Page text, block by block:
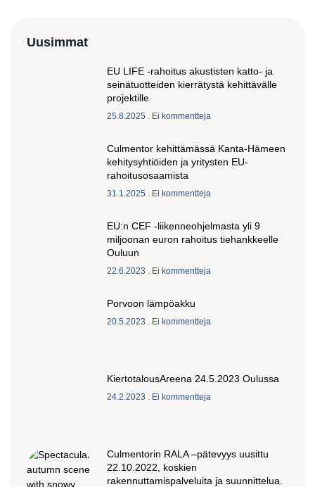
Uusimmat
EU LIFE -rahoitus akustisten katto- ja
seinätuotteiden kierrätystä kehittävälle
projektille
25.8.2025 Ei kommentteja
Culmentor kehittämässä Kanta-Hämeen
kehitysyhtiöiden ja yritysten EU-
rahoitusosaamista
31.1.2025 Ei kommentteja
EU:n CEF -liikenneohjelmasta yli 9
miljoonan euron rahoitus tiehankkeelle
Ouluun
22.6.2023 Ei kommentteja
Porvoon lämpöakku
20.5.2023 Ei kommentteja
KiertotalousAreena 24.5.2023 Oulussa
24.2.2023 Ei kommentteja
Culmentorin RALA –pätevyys uusittu
22.10.2022, koskien
rakennuttamispalveluita ja suunnittelua.